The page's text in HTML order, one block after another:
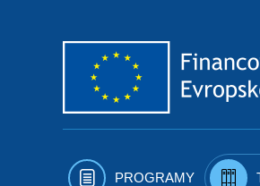
PROGRAMY